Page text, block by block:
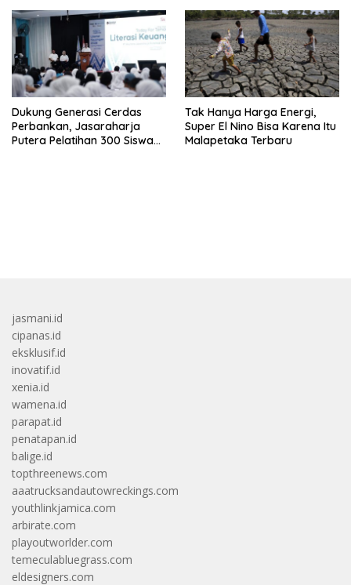
Dukung Generasi Cerdas
Perbankan, Jasaraharja
Putera Pelatihan 300 Siswa
Tak Hanya Harga Energi,
Super El Nino Bisa Karena Itu
Malapetaka Terbaru
jasmani.id
cipanas.id
eksklusif.id
inovatif.id
xenia.id
wamena.id
parapat.id
penatapan.id
balige.id
topthreenews.com
aaatrucksandautowreckings.com
youthlinkjamica.com
arbirate.com
playoutworlder.com
temeculabluegrass.com
eldesigners.com